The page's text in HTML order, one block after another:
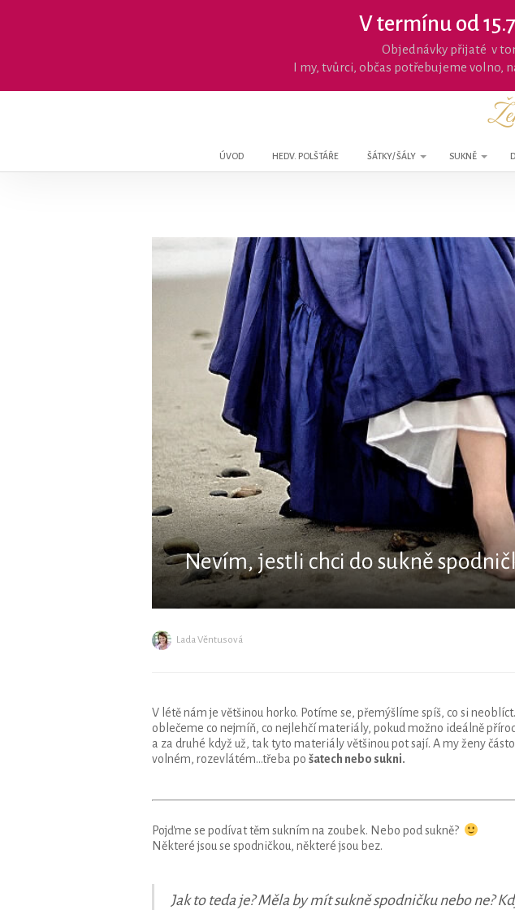
V termínu od
Objednávky přijaté v
I my, tvůrci, občas potřebujeme volno,
ÚVOD HEDV. POLŠTÁŘE ŠÁTKY/ ŠÁLY SUKNĚ
Nevím, jestli chci do sukně
Lada Věntusová
V létě nám je většinou horko. Potíme se, přemýšlíme spíš, co si
oblečeme co nejmíň, co nejlehčí materiály, pokud možno ideálně
a za druhé když už, tak tyto materiály většinou pot sají. A my ženy
volném, rozevlátém…třeba po šatech nebo sukni.
Pojďme se podívat těm sukním na zoubek. Nebo pod sukně?
Některé jsou se spodničkou, některé jsou bez.
Jak to teda je? Měla by mít sukně spodničku nebo ne?